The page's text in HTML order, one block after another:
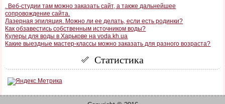
. Веб-студии там можно заказать сайт, а также дальнейшее
сопровождение сайта.
Лазерная эпиляция. Можно ли ее делать, если есть родинки?
Как обзавестись собственным источником воды?
Кулеры для воды в Харькове на voda.kh.ua
Какие выездные мастер-классы можно заказать для разного возраста?
Статистика